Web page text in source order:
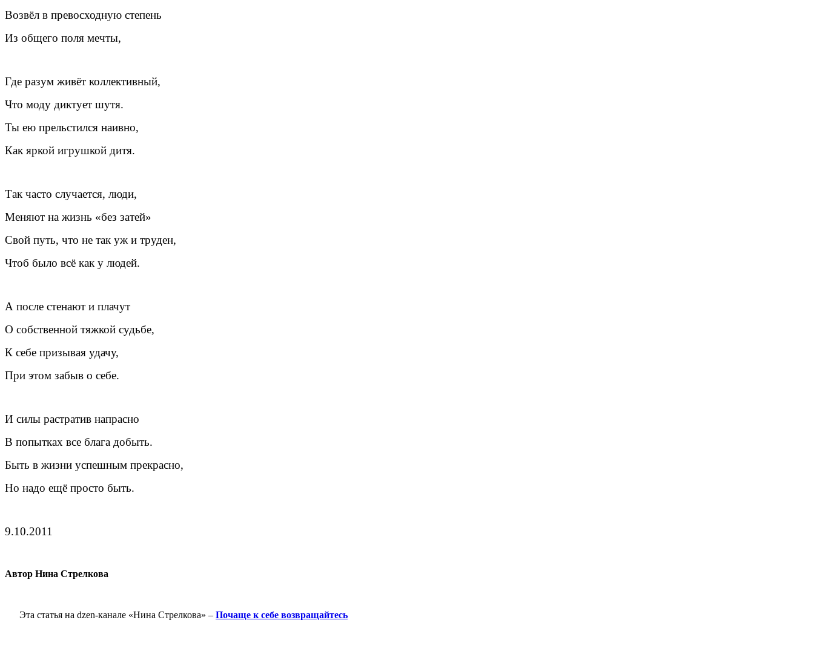
Возвёл в превосходную степень
Из общего поля мечты,
Где разум живёт коллективный,
Что моду диктует шутя.
Ты ею прельстился наивно,
Как яркой игрушкой дитя.
Так часто случается, люди,
Меняют на жизнь «без затей»
Свой путь, что не так уж и труден,
Чтоб было всё как у людей.
А после стенают и плачут
О собственной тяжкой судьбе,
К себе призывая удачу,
При этом забыв о себе.
И силы растратив напрасно
В попытках все блага добыть.
Быть в жизни успешным прекрасно,
Но надо ещё просто быть.
9.10.2011
Автор Нина Стрелкова
Эта статья на dzen-канале «Нина Стрелкова» – Почаще к себе возвращайтесь